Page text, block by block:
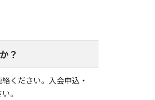
？
ください。入会申込・
。